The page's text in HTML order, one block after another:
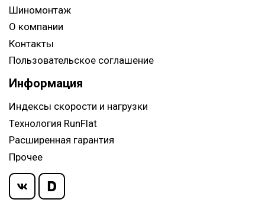
Шиномонтаж
О компании
Контакты
Пользовательское соглашение
Информация
Индексы скорости и нагрузки
Технология RunFlat
Расширенная гарантия
Прочее